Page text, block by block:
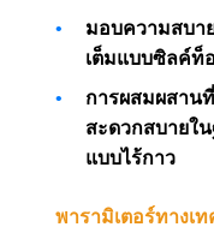
มอบความสบา
เต็มแบบซิลค์ท็
การผสมผสาน
สะดวกสบายใ
แบบไร้กาว
พารามิเตอร์ทางเ